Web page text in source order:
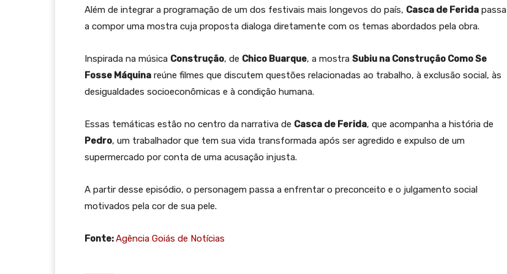
Além de integrar a programação de um dos festivais mais longevos do país, Casca de Ferida passa
a compor uma mostra cuja proposta dialoga diretamente com os temas abordados pela obra.
Inspirada na música Construção, de Chico Buarque, a mostra Subiu na Construção Como Se
Fosse Máquina reúne filmes que discutem questões relacionadas ao trabalho, à exclusão social, às
desigualdades socioeconômicas e à condição humana.
Essas temáticas estão no centro da narrativa de Casca de Ferida, que acompanha a história de
Pedro, um trabalhador que tem sua vida transformada após ser agredido e expulso de um
supermercado por conta de uma acusação injusta.
A partir desse episódio, o personagem passa a enfrentar o preconceito e o julgamento social
motivados pela cor de sua pele.
Fonte:Agência Goiás de Notícias